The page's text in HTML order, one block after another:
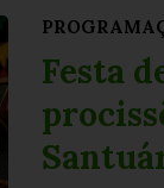
Festa